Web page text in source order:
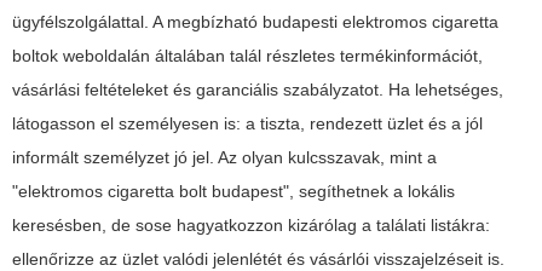
ügyfélszolgálattal. A megbízható budapesti elektromos cigaretta
boltok weboldalán általában talál részletes termékinformációt,
vásárlási feltételeket és garanciális szabályzatot. Ha lehetséges,
látogasson el személyesen is: a tiszta, rendezett üzlet és a jól
informált személyzet jó jel. Az olyan kulcsszavak, mint a
"elektromos cigaretta bolt budapest", segíthetnek a lokális
keresésben, de sose hagyatkozzon kizárólag a találati listákra:
ellenőrizze az üzlet valódi jelenlétét és vásárlói visszajelzéseit is.